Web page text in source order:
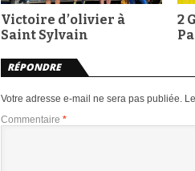
Victoire d’olivier à
Saint Sylvain
2
RÉPONDRE
Votre adresse e-mail ne sera pas publiée.
Commentaire *